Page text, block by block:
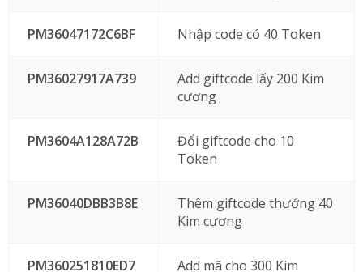
PM36047172C6BF Nhập code có 40 Token
PM36027917A739
Add giftcode lấy 200 Kim
cương
PM3604A128A72B
Đổi giftcode cho 10
Token
PM36040DBB3B8E
Thêm giftcode thưởng 40
Kim cương
PM360251810ED7
Add mã cho 300 Kim